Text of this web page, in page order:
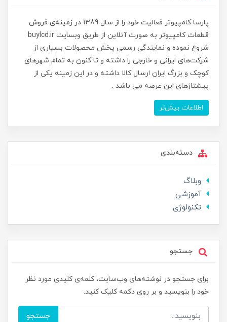
پارسا کامپیوتر فعالیت خود را از سال 1389 در زمینه‌ی فروش
قطعات کامپیوتر به صورت آنلاین از طریق وبسایت buylcd.ir
شروع نموده و نمایندگی رسمی پخش محصولات بسیاری از
شرکت‌های ایرانی و خارجی را داشته و تا کنون به تمام شهرهای
کوچک و بزرگ ایران ارسال کالا داشته و در این زمینه یکی از
پیشتازهای این عرصه می باشد .
اطلاعات بیش‌تر
دسته‌بندی
وبلاگ
آموزشی
تکنولوژی
جستجو
برای جستجو در نوشته‌های وب‌سایت، کلمه‌ی کلیدی مورد نظر
خود را بنویسید و بر روی دکمه کلیک کنید.
جستجو